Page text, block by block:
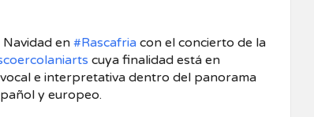
en#Rascafriacon el concierto de la
cuya finalidad está en
e interpretativa dentro del panorama
y europeo.